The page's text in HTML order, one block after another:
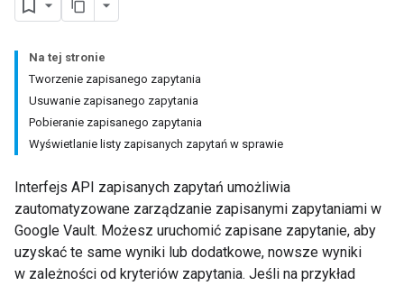
Na tej stronie
Tworzenie zapisanego zapytania
Usuwanie zapisanego zapytania
Pobieranie zapisanego zapytania
Wyświetlanie listy zapisanych zapytań w sprawie
Interfejs API zapisanych zapytań umożliwia
zautomatyzowane zarządzanie zapisanymi zapytaniami w
Google Vault. Możesz uruchomić zapisane zapytanie, aby
uzyskać te same wyniki lub dodatkowe, nowsze wyniki
w zależności od kryteriów zapytania. Jeśli na przykład